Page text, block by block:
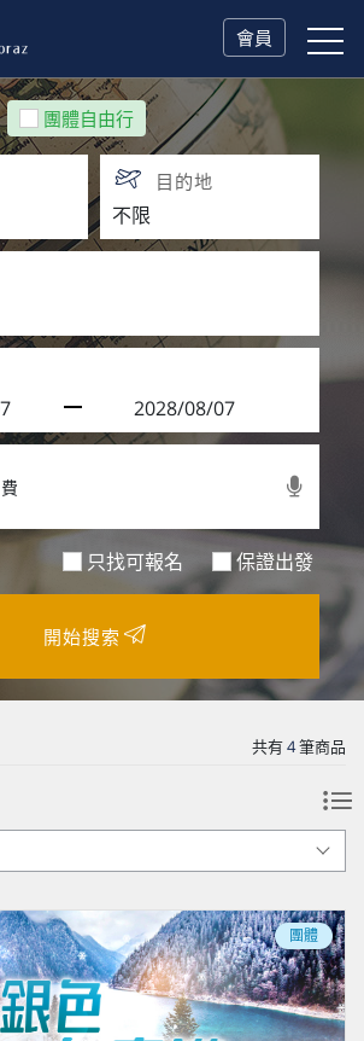
會員
團體自由行
目的地
只找可報名 保證出發
開始搜索
共有4筆商品
團體